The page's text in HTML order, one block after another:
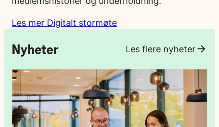
Les mer Digitalt stormøte
Nyheter Les flere nyheter